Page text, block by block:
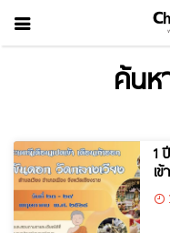
ค้นห
1
เ
เชี